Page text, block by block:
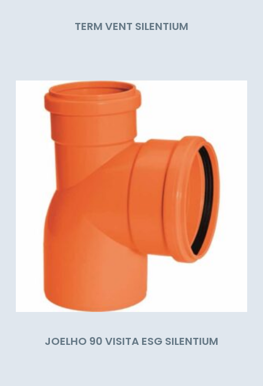
TERM VENT SILENTIUM
JOELHO 90 VISITA ESG SILENTIUM